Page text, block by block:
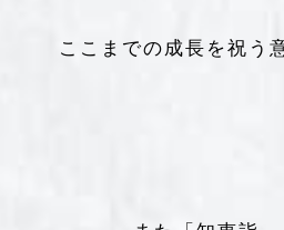
ここまでの成長を祝う